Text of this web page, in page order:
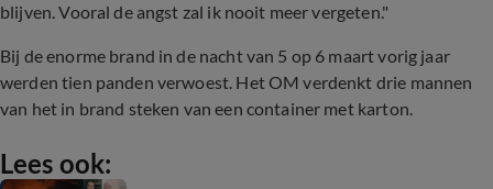
blijven. Vooral de angst zal ik nooit meer vergeten."
Bij de enorme brand in de nacht van 5 op 6 maart vorig jaar
werden tien panden verwoest. Het OM verdenkt drie mannen
van het in brand steken van een container met karton.
Lees ook: